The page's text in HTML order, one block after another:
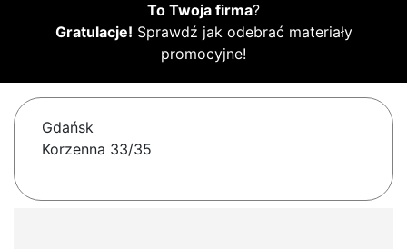
To Twoja firma?
Gratulacje! Sprawdź jak odebrać materiały
promocyjne!
Gdańsk
Korzenna 33/35